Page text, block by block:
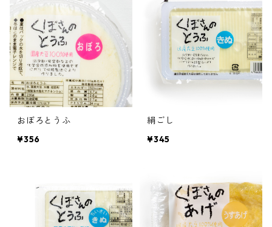
おぼろとうふ
¥356
絹ごし
¥345